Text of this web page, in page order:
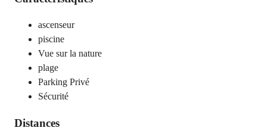
ascenseur
piscine
Vue sur la nature
plage
Parking Privé
Sécurité
Distances